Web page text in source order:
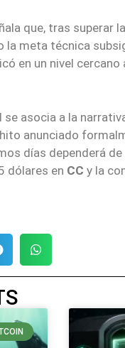
que, tras superar
meta técnica
en un nivel
asocia a la
anunciado
días dependerá
dólares en CC y la